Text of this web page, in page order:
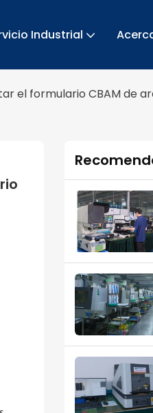
Industrial
el formulario CBAM de